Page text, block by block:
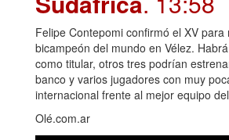
Felipe Contepomi confirmó el XV para
bicampeón del mundo en Vélez.
como titular, otros tres podrían
banco y varios jugadores con muy
internacional frente al mejor equipo
Olé.com.ar